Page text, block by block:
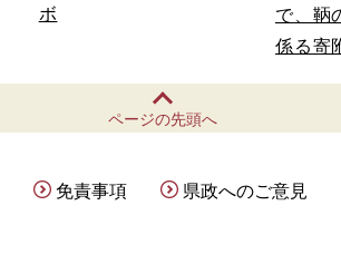
ボ
で、鞆
係る寄
ページの先頭へ
免責事項 県政へのご意見